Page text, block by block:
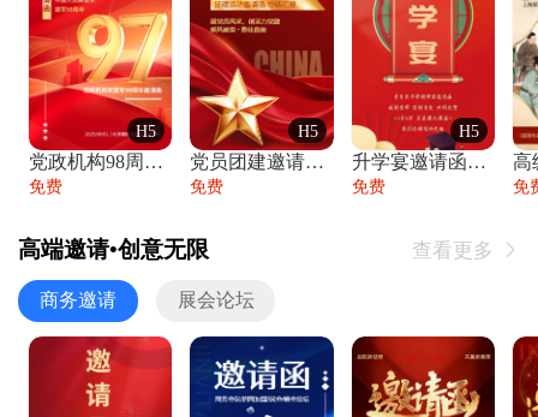
H5
党政机构98周年八一建军节庆祝晚会活动邀
免费
H5
党员团建邀请函党建活动风采党会工作汇报总
免费
H5
升学宴邀请函喜报金榜题名高端谢师宴邀请函
免费 免
高端邀请•创意无限 查看更多 
商务邀请 展会论坛